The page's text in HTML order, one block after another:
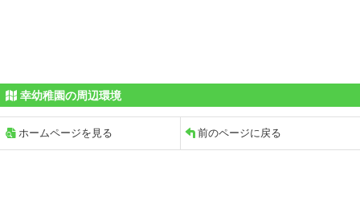
幸幼稚園の周辺環境
ホームページを見る 前のページに戻る